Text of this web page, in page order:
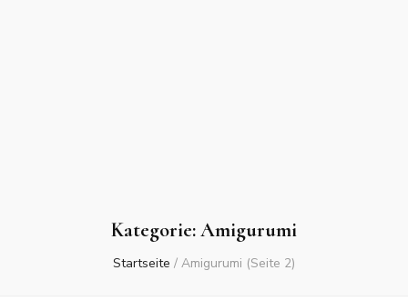
Kategorie:Amigurumi
Startseite / Amigurumi (Seite 2)